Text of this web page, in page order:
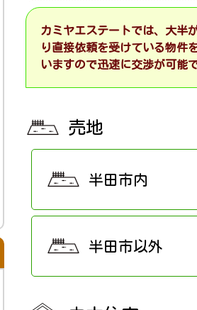
カミヤエステートでは、大半
り直接依頼を受けている物件
いますので迅速に交渉が可能で
売地
半田市内
半田市以外